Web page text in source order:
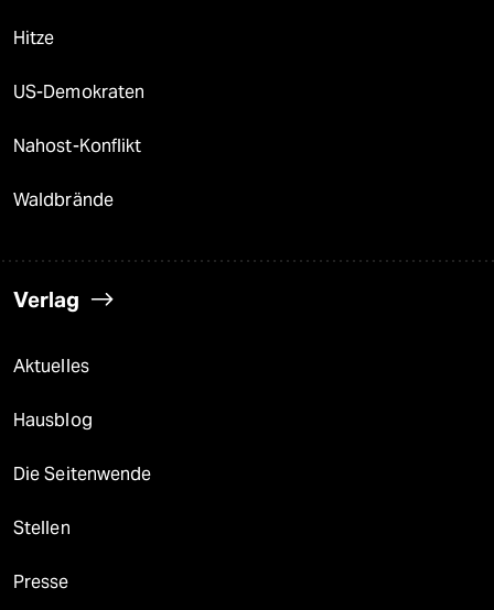
Hitze
US-Demokraten
Nahost-Konflikt
Waldbrände
Verlag
Aktuelles
Hausblog
Die Seitenwende
Stellen
Presse